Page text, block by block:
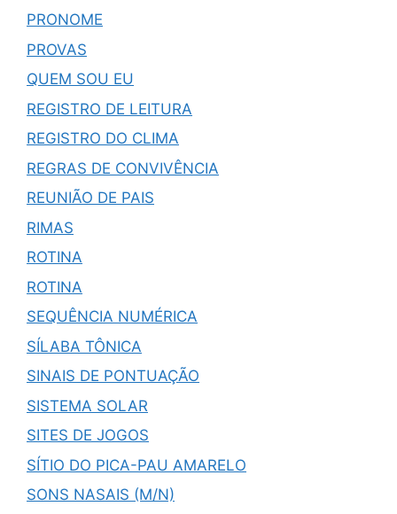
PRONOME
PROVAS
QUEM SOU EU
REGISTRO DE LEITURA
REGISTRO DO CLIMA
REGRAS DE CONVIVÊNCIA
REUNIÃO DE PAIS
RIMAS
ROTINA
ROTINA
SEQUÊNCIA NUMÉRICA
SÍLABA TÔNICA
SINAIS DE PONTUAÇÃO
SISTEMA SOLAR
SITES DE JOGOS
SÍTIO DO PICA-PAU AMARELO
SONS NASAIS (M/N)